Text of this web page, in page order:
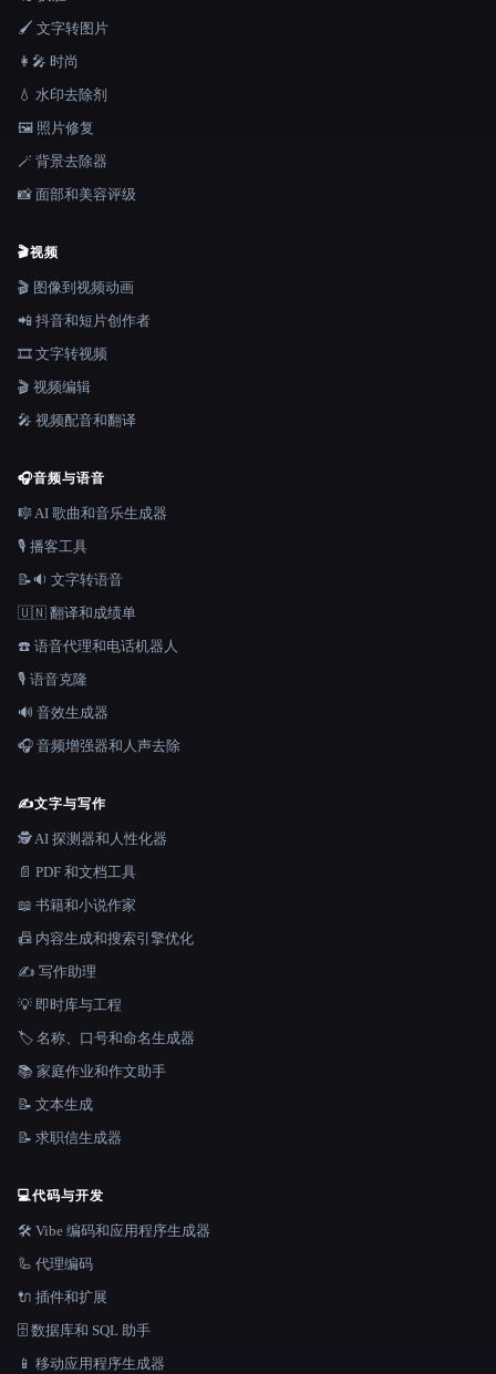
🖌️ 文字转图片
👩‍🎤 时尚
💧 水印去除剂
🖼️ 照片修复
🪄 背景去除器
📸 面部和美容评级
🎬视频
🎬 图像到视频动画
📲 抖音和短片创作者
🎞️ 文字转视频
🎬 视频编辑
🎤 视频配音和翻译
🎧音频与语音
🎼 AI 歌曲和音乐生成器
🎙️ 播客工具
📝🔉 文字转语音
🇺🇳 翻译和成绩单
☎️ 语音代理和电话机器人
🎙️ 语音克隆
🔊 音效生成器
🎧 音频增强器和人声去除
✍️文字与写作
🕵️ AI 探测器和人性化器
📄 PDF 和文档工具
📖 书籍和小说作家
📠 内容生成和搜索引擎优化
✍️ 写作助理
💡 即时库与工程
🏷️ 名称、口号和命名生成器
📚 家庭作业和作文助手
📝 文本生成
📝 求职信生成器
💻代码与开发
🛠️ Vibe 编码和应用程序生成器
🦾 代理编码
🔌 插件和扩展
🗄️ 数据库和 SQL 助手
📱 移动应用程序生成器